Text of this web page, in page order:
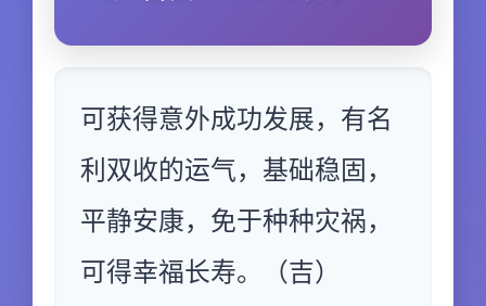
可获得意外成功发展，有名
利双收的运气，基础稳固，
平静安康，免于种种灾祸，
可得幸福长寿。（吉）